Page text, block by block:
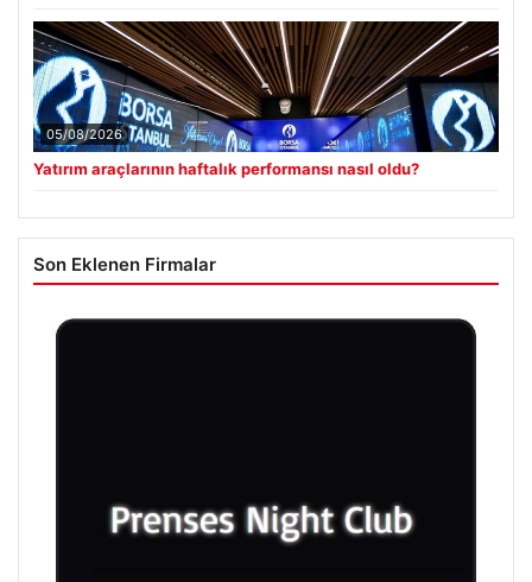
05/08/2026
Yatırım araçlarının haftalık performansı nasıl oldu?
Son Eklenen Firmalar